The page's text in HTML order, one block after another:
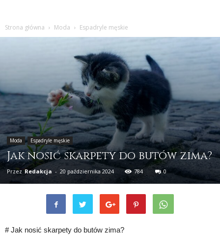
Strona główna Moda Espadryle męskie
Moda Espadryle męskie
Jak nosić skarpety do butów zima?
Przez Redakcja - 20 października 2024 784 0
# Jak nosić skarpety do butów zima?